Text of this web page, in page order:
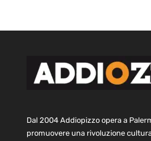
Dal 2004 Addiopizzo opera a
promuovere una rivoluzione